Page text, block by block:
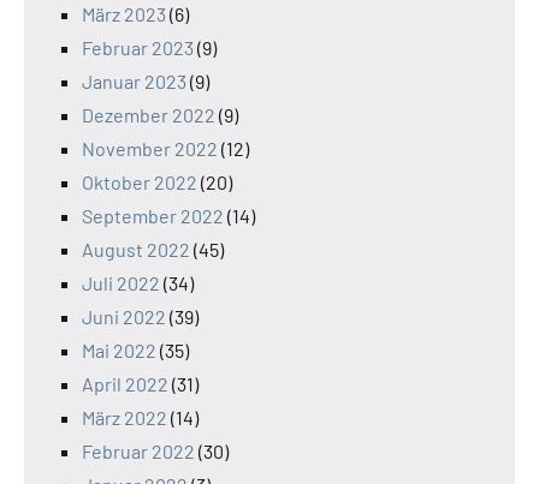
März 2023(6)
Februar 2023(9)
Januar 2023(9)
Dezember 2022 (9)
November 2022 (12)
Oktober 2022 (20)
September 2022 (14)
August 2022 (45)
Juli 2022 (34)
Juni 2022 (39)
Mai 2022 (35)
April 2022 (31)
März 2022 (14)
Februar 2022 (30)